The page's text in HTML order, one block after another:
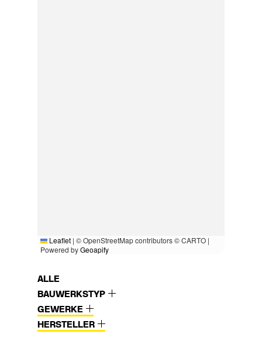
Leaflet | © OpenStreetMap contributors © CARTO |
Powered byGeoapify
ALLE
BAUWERKSTYP
GEWERKE
HERSTELLER